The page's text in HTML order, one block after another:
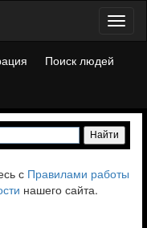
Поиск людей
с Правилами работы
нашего сайта.